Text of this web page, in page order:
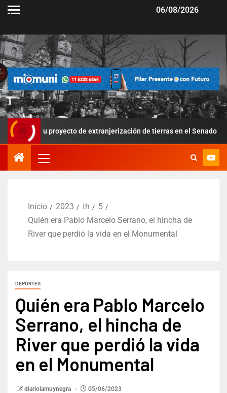
06/08/2026
proyecto de extranjerización de tierras en el Senado
Inicio 2023 th
5
Quién era Pablo Marcelo Serrano, el hincha de
River que perdió la vida en el Monumental
DEPORTES
Quién era Pablo Marcelo
Serrano, el hincha de
River que perdió la vida
en el Monumental
diariolamuynegra 05/06/2023